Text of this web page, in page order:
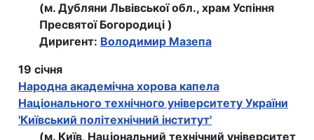
(м. Дубляни Львівської обл., храм Успiння
Пресвятої Богородицi )
Диригент: Володимир Мазепа
19 січня
Народна академiчна хорова капела
Нацiонального технiчного унiверситету України
'Київський політехнічний інститут'
(м. Київ, Нацiональний технiчний унiверситет